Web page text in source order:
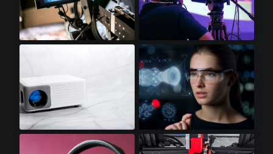
专业摄像机​
增强显示​